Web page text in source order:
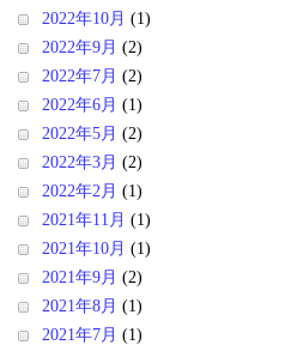
2022年10月 (1)
2022年9月 (2)
2022年7月 (2)
2022年6月 (1)
2022年5月 (2)
2022年3月 (2)
2022年2月 (1)
2021年11月 (1)
2021年10月 (1)
2021年9月 (2)
2021年8月 (1)
2021年7月 (1)